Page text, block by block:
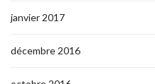
janvier 2017
décembre 2016